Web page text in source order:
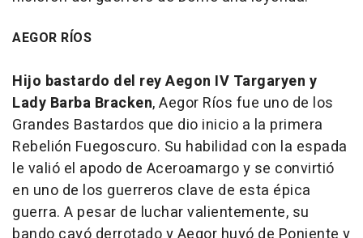
AEGOR RÍOS
Hijo bastardo del rey Aegon IV Targaryen y
Lady Barba Bracken, Aegor Ríos fue uno de los
Grandes Bastardos que dio inicio a la primera
Rebelión Fuegoscuro. Su habilidad con la espada
le valió el apodo de Aceroamargo y se convirtió
en uno de los guerreros clave de esta épica
guerra. A pesar de luchar valientemente, su